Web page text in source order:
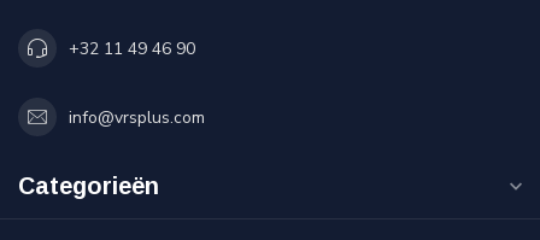
+32 11 49 46 90
info@vrsplus.com
Categorieën